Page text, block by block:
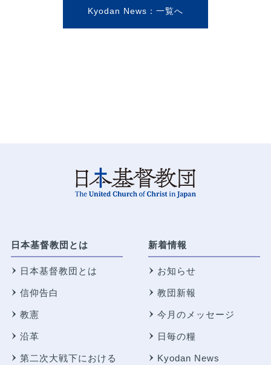
Kyodan News
日本基督教団とは
日本基督教団とは
信仰告白
教憲
沿革
第二次大戦下における
新着情報
お知らせ
教団新報
今月のメッセージ
日毎の糧
Kyodan News